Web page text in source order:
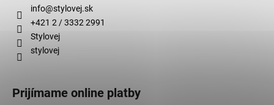
info@stylovej.sk
+421 2 / 3332 2991
Stylovej
stylovej
Prijímame online platby